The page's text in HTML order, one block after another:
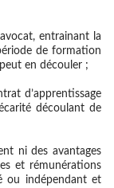
avocat, entrainant la
de formation
en découler ;
d’apprentissage
découlant de
ni des avantages
et rémunérations
ou indépendant et